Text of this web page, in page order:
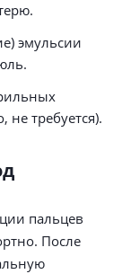
эмульсии
требуется).
пальцев
После